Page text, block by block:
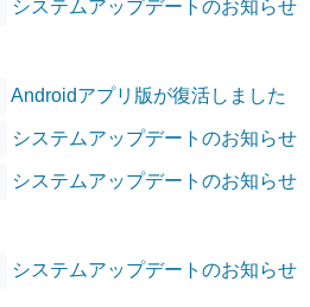
システムアップデートのお知らせ
Androidアプリ版が復活しました
システムアップデートのお知らせ
システムアップデートのお知らせ
システムアップデートのお知らせ